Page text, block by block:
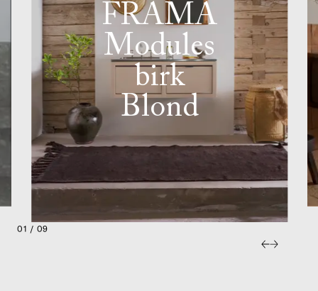
FRAMA
Modules
birk
Blond
01 / 09